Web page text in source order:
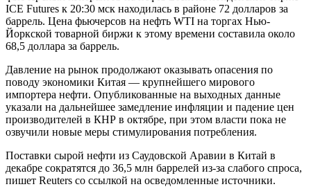
ICE Futures к 20:30 мск находилась в районе 72 долларов за
баррель. Цена фьючерсов на нефть WTI на торгах Нью-
Йоркской товарной биржи к этому времени составила около
68,5 доллара за баррель.
Давление на рынок продолжают оказывать опасения по
поводу экономики Китая — крупнейшего мирового
импортера нефти. Опубликованные на выходных данные
указали на дальнейшее замедление инфляции и падение цен
производителей в КНР в октябре, при этом власти пока не
озвучили новые меры стимулирования потребления.
Поставки сырой нефти из Саудовской Аравии в Китай в
декабре сократятся до 36,5 млн баррелей из-за слабого спроса,
пишет Reuters со ссылкой на осведомленные источники.